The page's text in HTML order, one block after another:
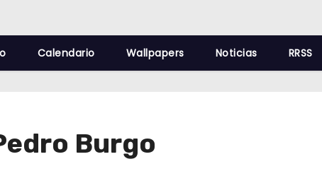
Calendario Wallpapers Noticias RRSS
Burgo